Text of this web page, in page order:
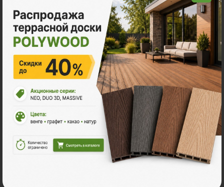
С этим товаром покупают
Много